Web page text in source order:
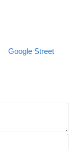
Google Street